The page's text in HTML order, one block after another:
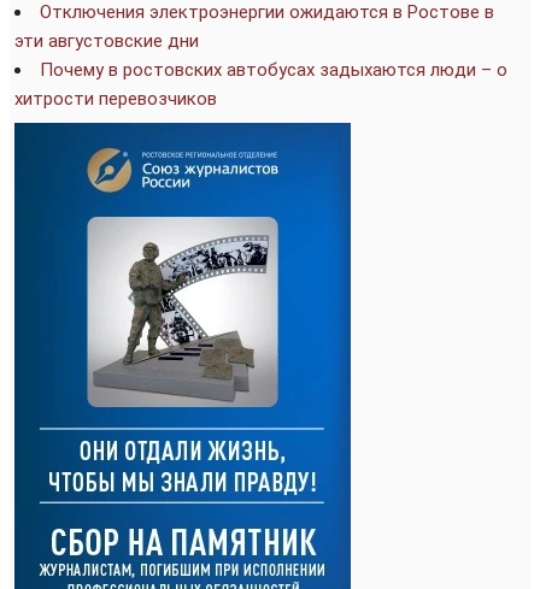
Отключения электроэнергии ожидаются в Ростове в
эти августовские дни
Почему в ростовских автобусах задыхаются люди – о
хитрости перевозчиков